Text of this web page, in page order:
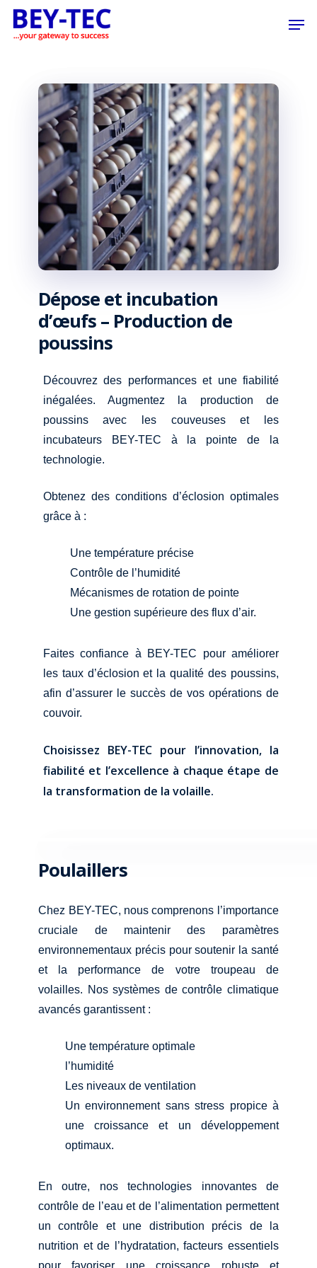
Skip
Dépose et incubation
d’œufs – Production de
poussins
Découvrez des performances et une fiabilité
inégalées. Augmentez la production de
poussins avec les couveuses et les
incubateurs BEY-TEC à la pointe de la
technologie.
Obtenez des conditions d’éclosion optimales
grâce à :
Une température précise
Contrôle de l’humidité
Mécanismes de rotation de pointe
Une gestion supérieure des flux d’air.
Faites confiance à BEY-TEC pour améliorer
les taux d’éclosion et la qualité des poussins,
afin d’assurer le succès de vos opérations de
couvoir.
Choisissez BEY-TEC pour l’innovation, la
fiabilité et l’excellence à chaque étape de
la transformation de la volaille.
Poulaillers
Chez BEY-TEC, nous comprenons l’importance
cruciale de maintenir des paramètres
environnementaux précis pour soutenir la santé
et la performance de votre troupeau de
volailles. Nos systèmes de contrôle climatique
avancés garantissent :
Une température optimale
l’humidité
Les niveaux de ventilation
Un environnement sans stress propice à
une croissance et un développement
optimaux.
En outre, nos technologies innovantes de
contrôle de l’eau et de l’alimentation permettent
un contrôle et une distribution précis de la
nutrition et de l’hydratation, facteurs essentiels
pour favoriser une croissance robuste et